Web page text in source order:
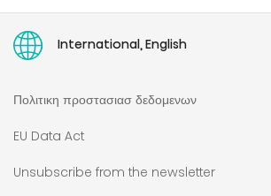
International, English
Πολιτικη προστασιασ δεδομενων
EU Data Act
Unsubscribe from the newsletter